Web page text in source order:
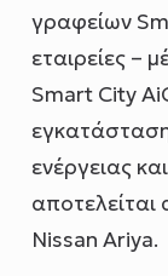
γραφείων
εταιρείες –
Smart City
ενέργειας
Nissan Ariya.